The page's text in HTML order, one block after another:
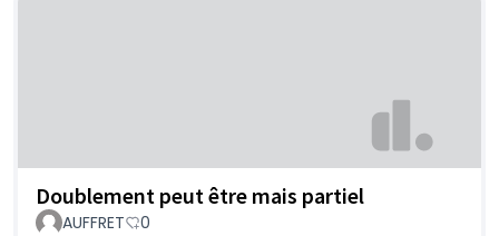
Doublement peut être mais partiel
AUFFRET 0